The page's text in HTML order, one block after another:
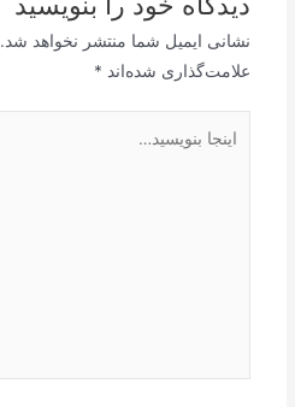
نشانی ایمیل شما منتشر نخواهد شد.
علامت‌گذاری شده‌اند *
بنویسید…